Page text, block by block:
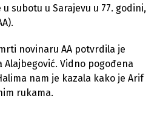
subotu u Sarajevu u 77. godini,
novinaru AA potvrdila je
Alajbegović. Vidno pogođena
nam je kazala kako je Arif
rukama.